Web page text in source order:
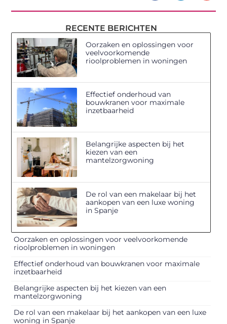
RECENTE BERICHTEN
Oorzaken en oplossingen voor
veelvoorkomende
rioolproblemen in woningen
Effectief onderhoud van
bouwkranen voor maximale
inzetbaarheid
Belangrijke aspecten bij het
kiezen van een
mantelzorgwoning
De rol van een makelaar bij het
aankopen van een luxe woning
in Spanje
Oorzaken en oplossingen voor veelvoorkomende
rioolproblemen in woningen
Effectief onderhoud van bouwkranen voor maximale
inzetbaarheid
Belangrijke aspecten bij het kiezen van een
mantelzorgwoning
De rol van een makelaar bij het aankopen van een luxe
woning in Spanje